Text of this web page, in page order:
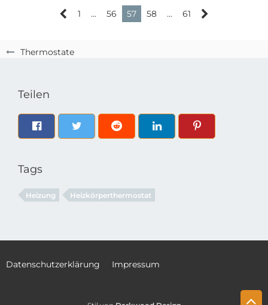
Thermostate
1 … 56 57 58 … 61
Teilen
Tags
Heizung Heizkörperthermostat
Datenschutzerklärung Impressum